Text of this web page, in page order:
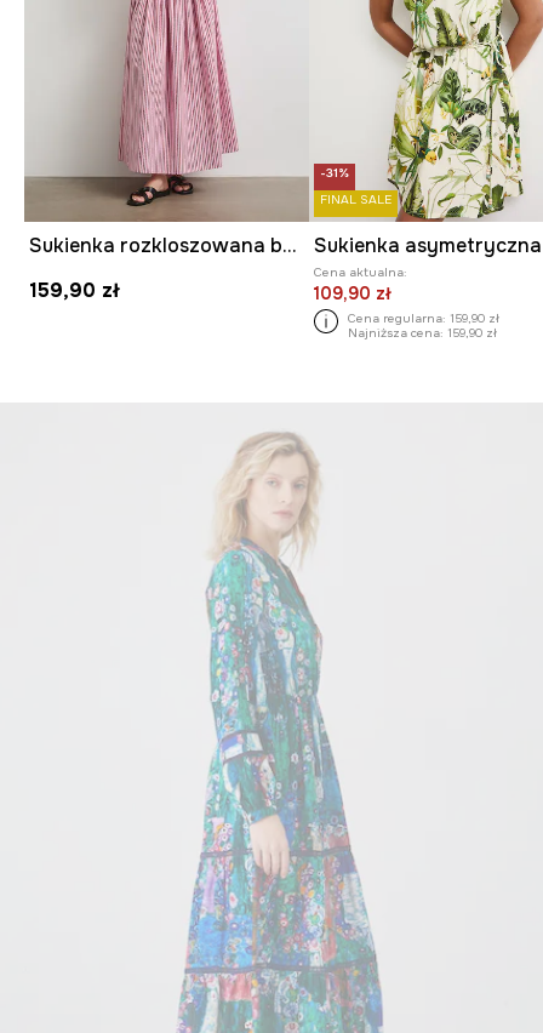
Sukienka rozkloszowana bawełniana w paski
159,90 zł
-31%
FINAL SALE
Cena aktualna:
109,90 zł
Cena regularna: 159,90 zł
Najniższa cena: 159,90 zł